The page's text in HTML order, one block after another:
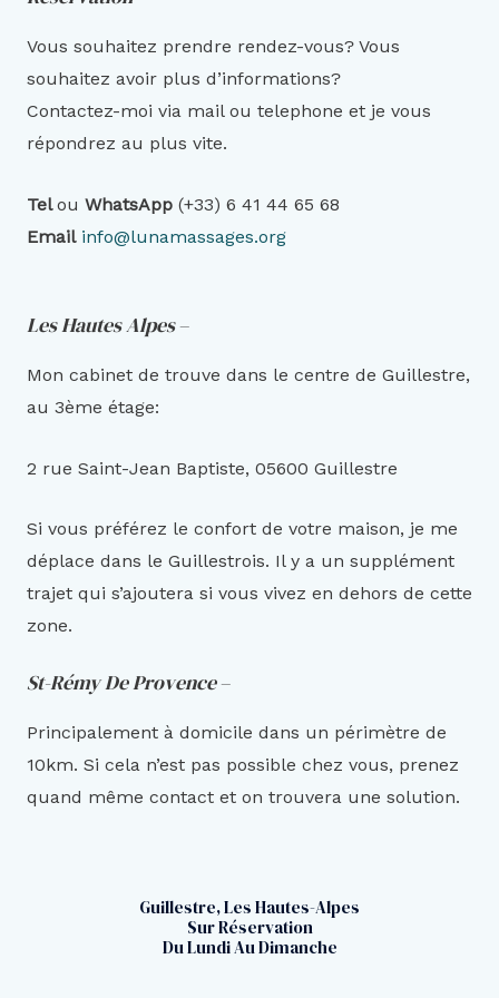
Vous souhaitez prendre rendez-vous? Vous
souhaitez avoir plus d’informations?
Contactez-moi via mail ou telephone et je vous
répondrez au plus vite.
Telou WhatsApp (+33) 6 41 44 65 68
Email info@lunamassages.org
Les Hautes Alpes–
Mon cabinet de trouve dans le centre de Guillestre,
au 3ème étage:
2 rue Saint-Jean Baptiste, 05600 Guillestre
Si vous préférez le confort de votre maison, je me
déplace dans le Guillestrois. Il y a un supplément
trajet qui s’ajoutera si vous vivez en dehors de cette
zone.
St-Rémy De Provence–
Principalement à domicile dans un périmètre de
10km. Si cela n’est pas possible chez vous, prenez
quand même contact et on trouvera une solution.
Guillestre, Les Hautes-Alpes
Sur Réservation
Du Lundi Au Dimanche